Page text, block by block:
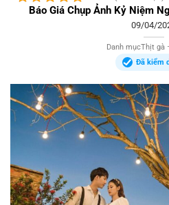
Báo Giá Chụp Ảnh Kỷ Niệm
09/04/
Danh mụcThịt gà
Đã kiểm